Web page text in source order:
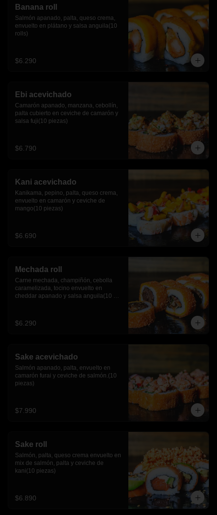
Banana roll
Salmón apanado, palta, queso crema,
envuelto en plátano y salsa anguila(10
rolls)
$6.290
Ebi acevichado
Camarón apanado, manzana, cebollín,
palta cubierto en ceviche de camarón y
salsa fuji(10 piezas)
$6.790
Kani acevichado
Kanikama, pepino, palta, queso crema,
envuelto en camarón y ceviche de
mango(10 piezas)
$6.690
Mechada roll
Carne mechada, champiñón, cebolla
caramelizada, tocino envuelto en
cheddar apanado y salsa anguila(10
$6.290
Sake acevichado
Salmón apanado, palta, envuelto en
camarón furai y ceviche de salmón.(10
piezas)
$7.990
Sake roll
Salmón, palta, queso crema envuelto en
mix de salmón, palta y ceviche de
kani(10 piezas)
$6.890